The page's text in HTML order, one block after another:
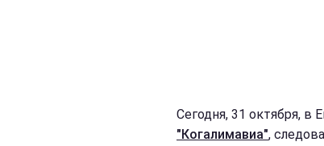
Сегодня, 31 октября, в
"Когалимавиа",